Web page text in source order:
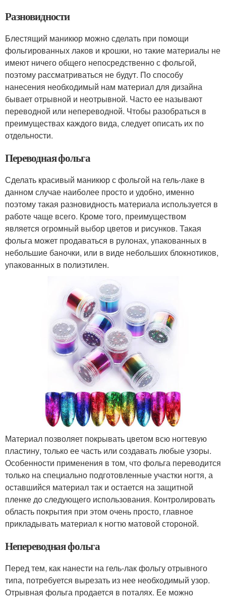
Разновидности
Блестящий маникюр можно сделать при помощи
фольгированных лаков и крошки, но такие материалы не
имеют ничего общего непосредственно с фольгой,
поэтому рассматриваться не будут. По способу
нанесения необходимый нам материал для дизайна
бывает отрывной и неотрывной. Часто ее называют
переводной или непереводной. Чтобы разобраться в
преимуществах каждого вида, следует описать их по
отдельности.
Переводная фольга
Сделать красивый маникюр с фольгой на гель-лаке в
данном случае наиболее просто и удобно, именно
поэтому такая разновидность материала используется в
работе чаще всего. Кроме того, преимуществом
является огромный выбор цветов и рисунков. Такая
фольга может продаваться в рулонах, упакованных в
небольшие баночки, или в виде небольших блокнотиков,
упакованных в полиэтилен.
Материал позволяет покрывать цветом всю ногтевую
пластину, только ее часть или создавать любые узоры.
Особенности применения в том, что фольга переводится
только на специально подготовленные участки ногтя, а
оставшийся материал так и остается на защитной
пленке до следующего использования. Контролировать
область покрытия при этом очень просто, главное
прикладывать материал к ногтю матовой стороной.
Непереводная фольга
Перед тем, как нанести на гель-лак фольгу отрывного
типа, потребуется вырезать из нее необходимый узор.
Отрывная фольга продается в поталях. Ее можно